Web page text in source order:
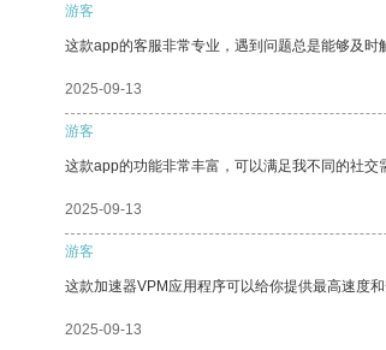
游客
这款app的客服非常专业，遇到问题总是能够及时
2025-09-13
游客
这款app的功能非常丰富，可以满足我不同的社交
2025-09-13
游客
这款加速器VPM应用程序可以给你提供最高速度
2025-09-13